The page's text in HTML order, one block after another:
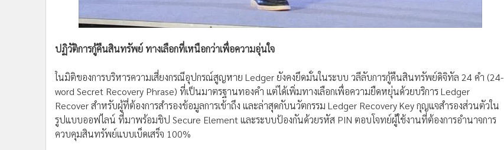
ปฏิวัติการกู้คืนสินทรัพย์ ทางเลือกที่เหนือกว่าเพื่อความอุ่นใจ
ในมิติของการบริหารความเสี่ยงกรณีอุปกรณ์สูญหาย Ledger ยังคงยึดมั่นในระบบ วลีลับการกู้คืนสินทรัพย์ดิจิทัล 24 คำ (24-
word Secret Recovery Phrase) ที่เป็นมาตรฐานทองคำ แต่ได้เพิ่มทางเลือกเพื่อความยืดหยุ่นด้วยบริการ Ledger
Recover สำหรับผู้ที่ต้องการสำรองข้อมูลการเข้าถึง และล่าสุดกับนวัตกรรม Ledger Recovery Key กุญแจสำรองส่วนตัวใน
รูปแบบออฟไลน์ ที่มาพร้อมชิป Secure Element และระบบป้องกันด้วยรหัส PIN ตอบโจทย์ผู้ใช้งานที่ต้องการอำนาจการ
ควบคุมสินทรัพย์แบบเบ็ดเสร็จ 100%